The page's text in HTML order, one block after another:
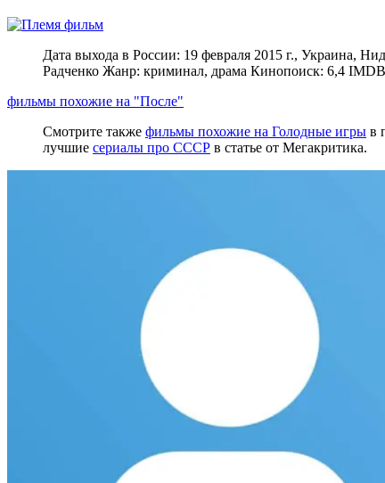
Дата выхода в России: 19 февраля 2015 г., Украина,
Радченко Жанр: криминал, драма Кинопоиск: 6,4
фильмы похожие на "После"
Смотрите также фильмы похожие на Голодные игры в
лучшие сериалы про СССР в статье от Мегакритика.